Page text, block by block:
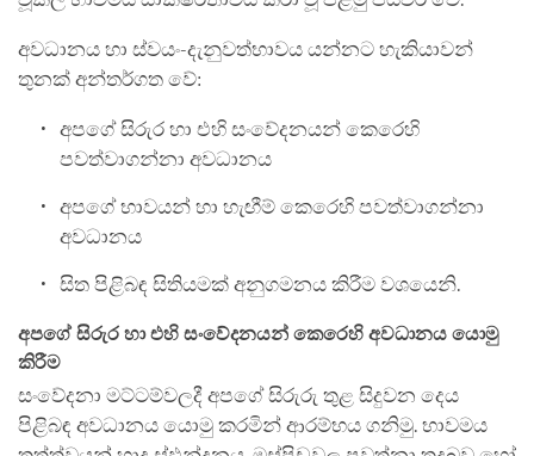
අවධානය හා ස්වයං-දැනුවත්භාවය යන්නට හැකියාවන්
තුනක් අන්තර්ගත වේ:
අපගේ සිරුර හා එහි සංවේදනයන් කෙරෙහි
පවත්වාගන්නා අවධානය
අපගේ භාවයන් හා හැඟීම් කෙරෙහි පවත්වාගන්නා
අවධානය
සිත පිළිබඳ සිතියමක් අනුගමනය කිරීම වශයෙනි.
අපගේ සිරුර හා එහි සංවේදනයන් කෙරෙහි අවධානය යොමු
කිරීම
සංවේදනා මට්ටම්වලදී අපගේ සිරුරු තුළ සිදුවන දෙය
පිළිබඳ අවධානය යොමු කරමින් ආරම්භය ගනිමු. භාවමය